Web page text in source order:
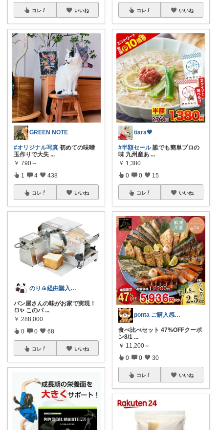
コレ いいね
GREEN NOTE
#オリジナル写真 初めての味噌
玉作りで大失 ...
￥ 790～
1 4 438
コレ いいね
のり🍙経由購入ありがとうございます🍙
パン屋さんの味がお家で実現！
🍞✨ このパ ...
￥ 288,000
0 0 68
コレ いいね
コレ いいね
tiara💗
#半額セール誰でも簡単プロの
味 九州産あ ...
￥ 1,380
0 0 15
コレ いいね
ponta ご購入感謝ですm(_ _)m
食べ比べセット 47%OFFクーポ
ン8/1 ...
￥ 11,200～
0 0 30
コレ いいね